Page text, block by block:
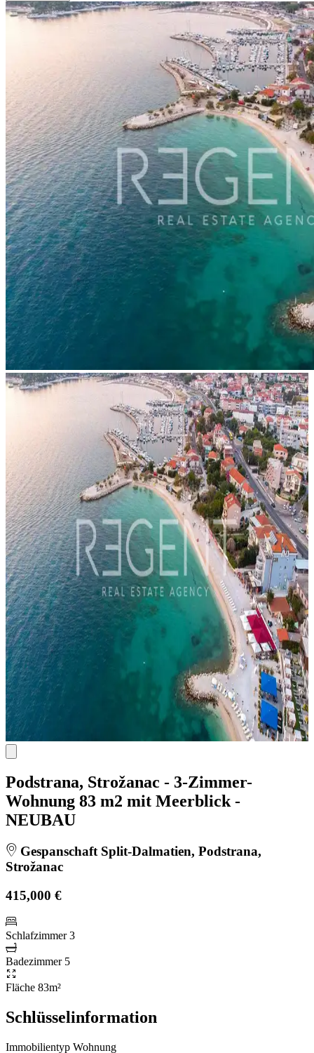
Podstrana, Strožanac - 3-Zimmer-
Wohnung 83 m2 mit Meerblick -
NEUBAU
Gespanschaft Split-Dalmatien, Podstrana,
Strožanac
415,000 €
Schlafzimmer 3
Badezimmer 5
Fläche 83m²
Schlüsselinformation
Immobilientyp Wohnung